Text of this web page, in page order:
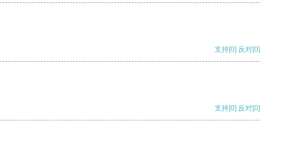
支持[0] 反对[0]
支持[0] 反对[0]